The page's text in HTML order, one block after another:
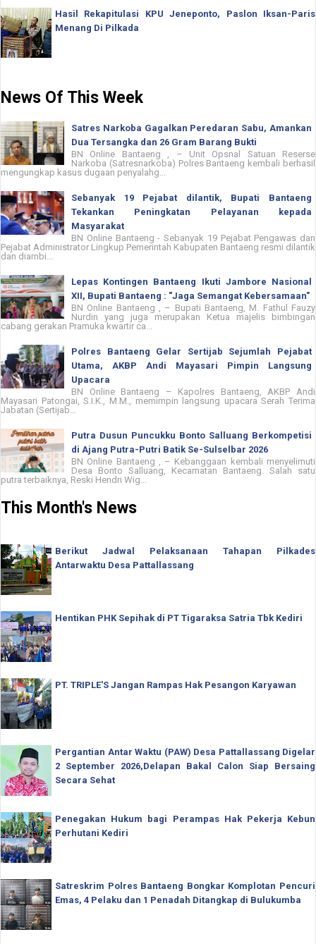
Hasil Rekapitulasi KPU Jeneponto, Paslon Iksan-Paris
Menang Di Pilkada
News Of This Week
Satres Narkoba Gagalkan Peredaran Sabu, Amankan
Dua Tersangka dan 26 Gram Barang Bukti
BN Online Bantaeng , – Unit Opsnal Satuan Reserse
Narkoba (Satresnarkoba) Polres Bantaeng kembali berhasil
mengungkap kasus dugaan penyalahg...
Sebanyak 19 Pejabat dilantik, Bupati Bantaeng
Tekankan Peningkatan Pelayanan kepada
Masyarakat
BN Online Bantaeng - Sebanyak 19 Pejabat Pengawas dan
Pejabat Administrator Lingkup Pemerintah Kabupaten Bantaeng resmi dilantik
dan diambi...
Lepas Kontingen Bantaeng Ikuti Jambore Nasional
XII, Bupati Bantaeng : "Jaga Semangat Kebersamaan"
BN Online Bantaeng , – Bupati Bantaeng, M. Fathul Fauzy
Nurdin yang juga merupakan Ketua majelis bimbingan
cabang gerakan Pramuka kwartir ca...
Polres Bantaeng Gelar Sertijab Sejumlah Pejabat
Utama, AKBP Andi Mayasari Pimpin Langsung
Upacara
BN Online Bantaeng – Kapolres Bantaeng, AKBP Andi
Mayasari Patongai, S.I.K., M.M., memimpin langsung upacara Serah Terima
Jabatan (Sertijab...
Putra Dusun Puncukku Bonto Salluang Berkompetisi
di Ajang Putra-Putri Batik Se-Sulselbar 2026
BN Online Bantaeng , – Kebanggaan kembali menyelimuti
Desa Bonto Salluang, Kecamatan Bantaeng. Salah satu
putra terbaiknya, Reski Hendri Wig...
This Month's News
Berikut Jadwal Pelaksanaan Tahapan Pilkades
Antarwaktu Desa Pattallassang
Hentikan PHK Sepihak di PT Tigaraksa Satria Tbk Kediri
PT. TRIPLE'S Jangan Rampas Hak Pesangon Karyawan
Pergantian Antar Waktu (PAW) Desa Pattallassang Digelar
2 September 2026,Delapan Bakal Calon Siap Bersaing
Secara Sehat
Penegakan Hukum bagi Perampas Hak Pekerja Kebun
Perhutani Kediri
Satreskrim Polres Bantaeng Bongkar Komplotan Pencuri
Emas, 4 Pelaku dan 1 Penadah Ditangkap di Bulukumba